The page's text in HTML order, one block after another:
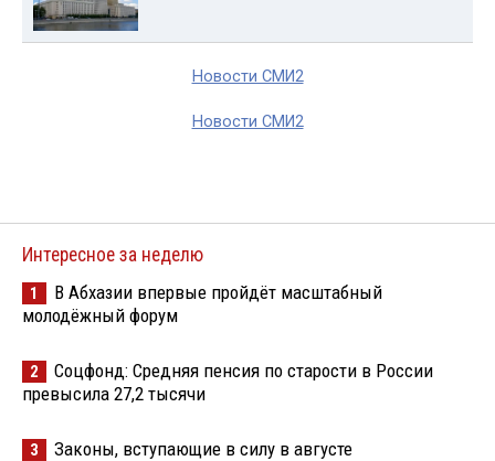
Новости СМИ2
Новости СМИ2
Интересное за неделю
1
В Абхазии впервые пройдёт масштабный
молодёжный форум
2
Соцфонд: Средняя пенсия по старости в России
превысила 27,2 тысячи
3 Законы, вступающие в силу в августе